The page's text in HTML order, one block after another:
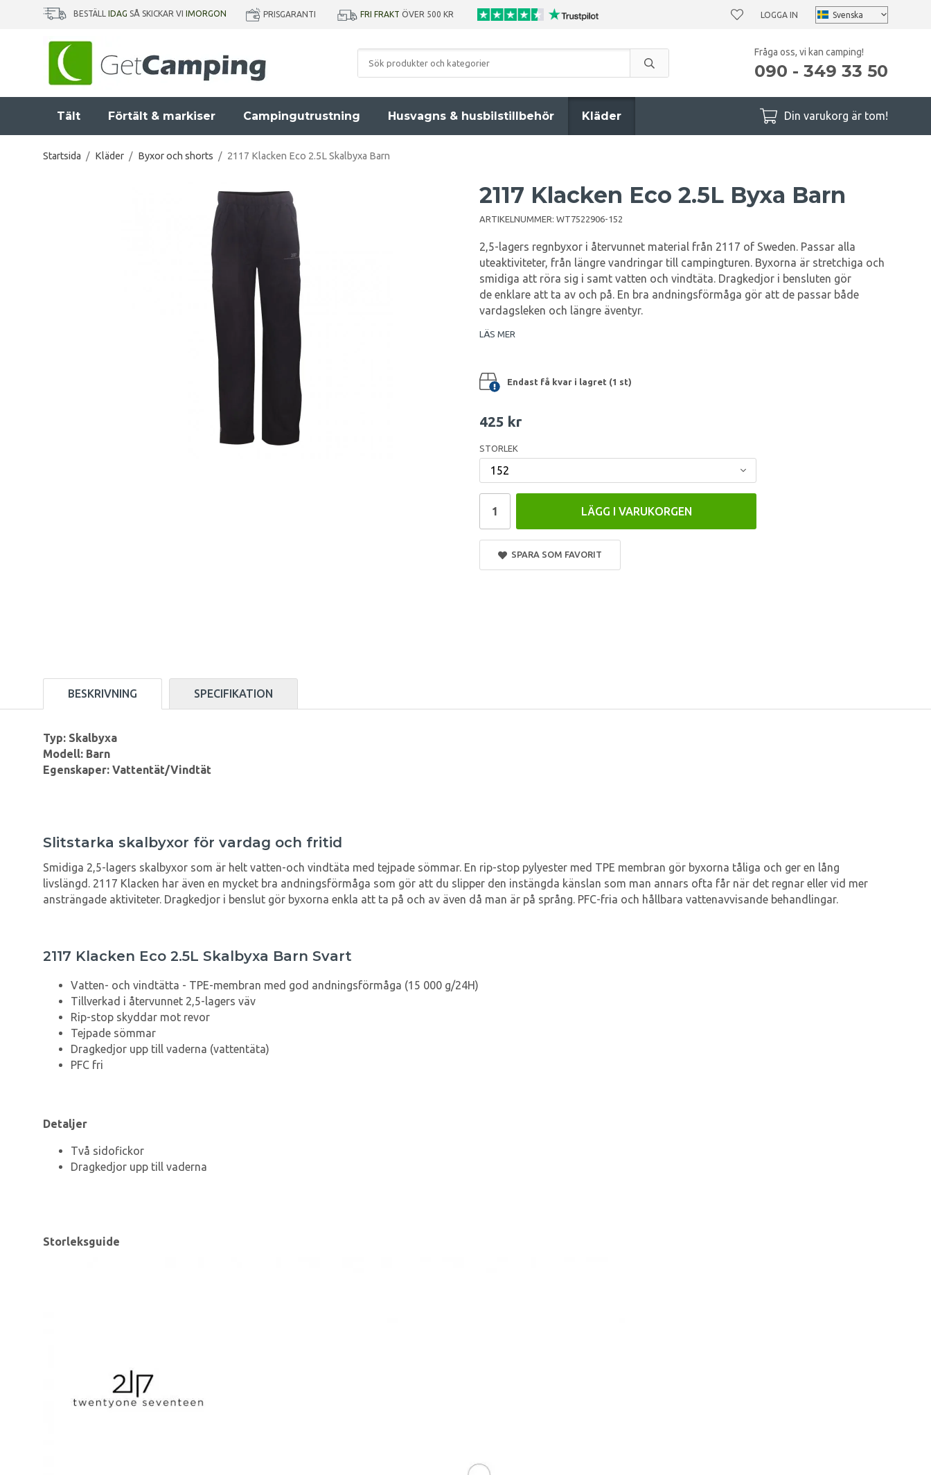
BESTÄLL IDAG SÅ SKICKAR VI IMORGON PRISGARANTI FRI FRAKT ÖVER 500 KR LOGGA IN
Fråga oss, vi kan camping!
090 - 349 33 50
Tält Förtält & markiser Campingutrustning Husvagns & husbilstillbehör Kläder Din varukorg är tom!
Startsida / Kläder / Byxor och shorts / 2117 Klacken Eco 2.5L Skalbyxa Barn
2117 Klacken Eco 2.5L Byxa Barn
ARTIKELNUMMER: WT7522906-152
2,5-lagers regnbyxor i återvunnet material från 2117 of Sweden. Passar alla
uteaktiviteter, från längre vandringar till campingturen. Byxorna är stretchiga och
smidiga att röra sig i samt vatten och vindtäta. Dragkedjor i bensluten gör
de enklare att ta av och på. En bra andningsförmåga gör att de passar både
vardagsleken och längre äventyr.
LÄS MER
Endast få kvar i lagret (1 st)
425 kr
STORLEK
LÄGG I VARUKORGEN
SPARA SOM FAVORIT
BESKRIVNING SPECIFIKATION
Typ: Skalbyxa
Modell: Barn
Egenskaper: Vattentät/Vindtät
Slitstarka skalbyxor för vardag och fritid
Smidiga 2,5-lagers skalbyxor som är helt vatten-och vindtäta med tejpade sömmar. En rip-stop pylyester med TPE membran gör byxorna tåliga och ger en lång
livslängd. 2117 Klacken har även en mycket bra andningsförmåga som gör att du slipper den instängda känslan som man annars ofta får när det regnar eller vid mer
ansträngade aktiviteter. Dragkedjor i benslut gör byxorna enkla att ta på och av även då man är på språng. PFC-fria och hållbara vattenavvisande behandlingar.
2117 Klacken Eco 2.5L Skalbyxa Barn Svart
Vatten- och vindtätta - TPE-membran med god andningsförmåga (15 000 g/24H)
Tillverkad i återvunnet 2,5-lagers väv
Rip-stop skyddar mot revor
Tejpade sömmar
Dragkedjor upp till vaderna (vattentäta)
PFC fri
Detaljer
Två sidofickor
Dragkedjor upp till vaderna
Storleksguide